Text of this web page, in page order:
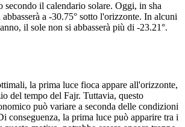
secondo il calendario solare. Oggi, in sha
a -30.75° sotto l'orizzonte. In alcuni
il sole non si abbasserà più di -23.21°.
la prima luce fioca appare all'orizzonte,
del tempo del Fajr. Tuttavia, questo
può variare a seconda delle condizioni
conseguenza, la prima luce può apparire tra i